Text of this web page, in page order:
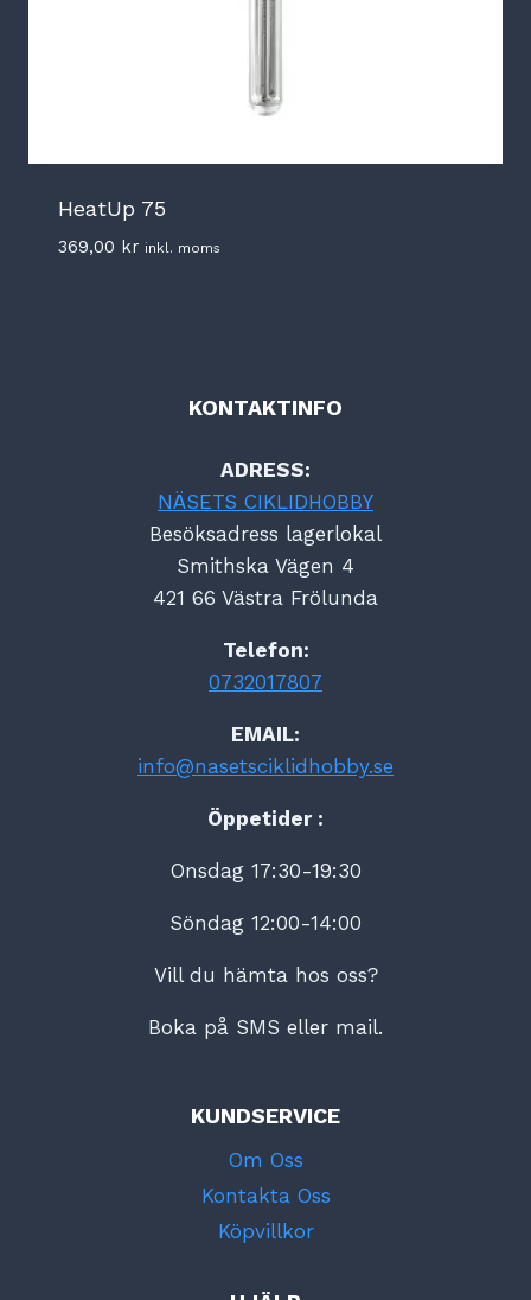
HeatUp 75
369,00 kr inkl. moms
KONTAKTINFO
ADRESS:
NÄSETS CIKLIDHOBBY
Besöksadress lagerlokal
Smithska Vägen 4
421 66 Västra Frölunda
Telefon:
0732017807
EMAIL:
info@nasetsciklidhobby.se
Öppetider :
Onsdag 17:30-19:30
Söndag 12:00-14:00
Vill du hämta hos oss?
Boka på SMS eller mail.
KUNDSERVICE
Om Oss
Kontakta Oss
Köpvillkor